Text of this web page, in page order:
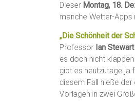
Dieser Montag, 18.
manche Wetter-Apps
„Die Schönheit der
Professor Ian Stewart
es doch nicht
gibt es heutzutage ja
diesem Fall hieße der
Vorlagen in zwei